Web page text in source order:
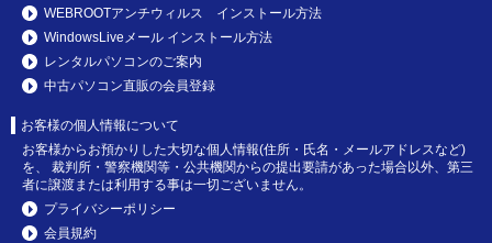
WEBROOTアンチウィルス インストール方法
WindowsLiveメール インストール方法
レンタルパソコンのご案内
中古パソコン直販の会員登録
お客様の個人情報について
お客様からお預かりした大切な個人情報(住所・氏名・メールアドレスなど)
を、 裁判所・警察機関等・公共機関からの提出要請があった場合以外、第三
者に譲渡または利用する事は一切ございません。
プライバシーポリシー
会員規約